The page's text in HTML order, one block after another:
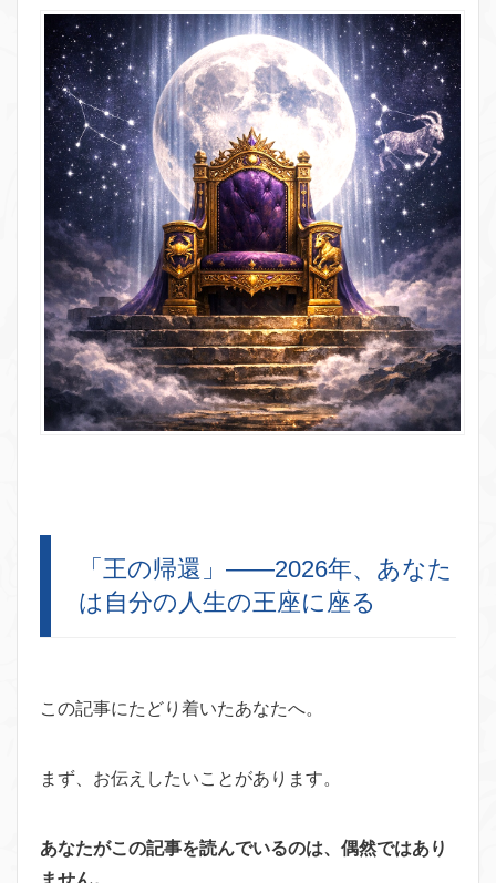
「王の帰還」——2026年、あなた
は自分の人生の王座に座る
この記事にたどり着いたあなたへ。
まず、お伝えしたいことがあります。
あなたがこの記事を読んでいるのは、偶然ではあり
ません。